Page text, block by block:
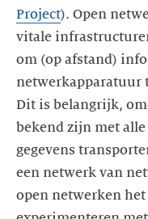
Project). Open
vitale
om (op afstand)
netwerkapparatuur
Dit is belangrijk,
bekend zijn met
gegevens
een netwerk van
open netwerken